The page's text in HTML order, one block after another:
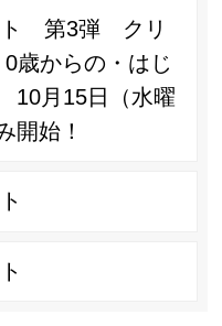
ト 第3弾 クリ
歳からの・はじ
10月15日（水曜
開始！